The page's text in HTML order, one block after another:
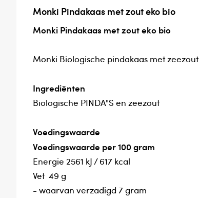
Monki Pindakaas met zout eko bio
Monki Pindakaas met zout eko bio
Monki Biologische pindakaas met zeezout
Ingrediënten
Biologische PINDA"S en zeezout
Voedingswaarde
Voedingswaarde per 100 gram
Energie 2561 kJ / 617 kcal
Vet 49 g
- waarvan verzadigd 7 gram